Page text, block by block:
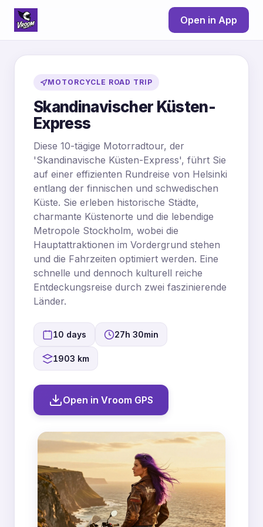
Open in App
MOTORCYCLE ROAD TRIP
Skandinavischer Küsten-
Express
Diese 10-tägige Motorradtour, der
'Skandinavische Küsten-Express', führt Sie
auf einer effizienten Rundreise von Helsinki
entlang der finnischen und schwedischen
Küste. Sie erleben historische Städte,
charmante Küstenorte und die lebendige
Metropole Stockholm, wobei die
Hauptattraktionen im Vordergrund stehen
und die Fahrzeiten optimiert werden. Eine
schnelle und dennoch kulturell reiche
Entdeckungsreise durch zwei faszinierende
Länder.
10 days 27h 30min
1903 km
Open in Vroom GPS